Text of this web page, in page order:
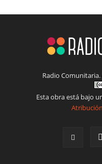
Radio
Esta obra está bajo